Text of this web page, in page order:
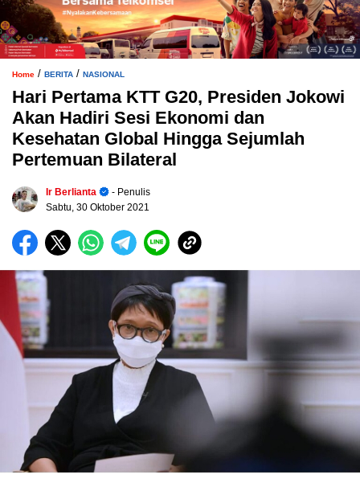
Home / BERITA / NASIONAL
Hari Pertama KTT G20, Presiden Jokowi
Akan Hadiri Sesi Ekonomi dan
Kesehatan Global Hingga Sejumlah
Pertemuan Bilateral
Ir Berlianta
- Penulis
Sabtu, 30 Oktober 2021